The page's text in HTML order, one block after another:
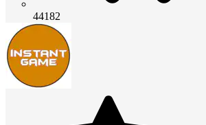
44182